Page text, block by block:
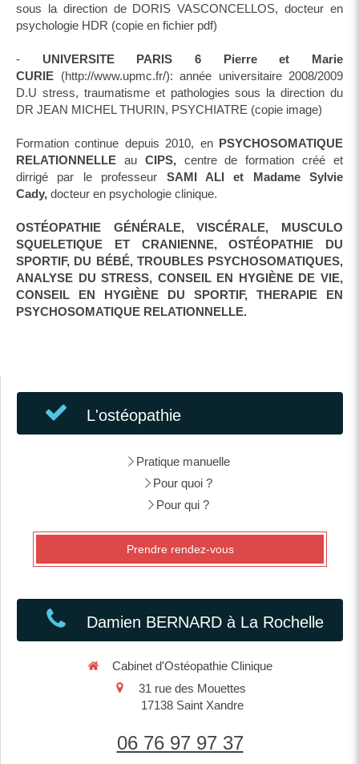
sous la direction de DORIS VASCONCELLOS, docteur en
psychologie HDR (copie en fichier pdf)
- UNIVERSITE PARIS 6 Pierre et Marie
CURIE (http://www.upmc.fr/): année universitaire 2008/2009
D.U stress, traumatisme et pathologies sous la direction du
DR JEAN MICHEL THURIN, PSYCHIATRE (copie image)
Formation continue depuis 2010, en PSYCHOSOMATIQUE
RELATIONNELLE auCIPS,centre de formation créé et
dirrigé par le professeur SAMI ALI et Madame Sylvie
Cady, docteur en psychologie clinique.
OSTÉOPATHIE GÉNÉRALE, VISCÉRALE, MUSCULO
SQUELETIQUE ET CRANIENNE, OSTÉOPATHIE DU
SPORTIF, DU BÉBÉ, TROUBLES PSYCHOSOMATIQUES,
ANALYSE DU STRESS, CONSEIL EN HYGIÈNE DE VIE,
CONSEIL EN HYGIÈNE DU SPORTIF, THERAPIE EN
PSYCHOSOMATIQUE RELATIONNELLE.
L'ostéopathie
Pratique manuelle
Pour quoi ?
Pour qui ?
Prendre rendez-vous
Damien BERNARD à La Rochelle
Cabinet d'Ostéopathie Clinique
31 rue des Mouettes
17138 Saint Xandre
06 76 97 97 37